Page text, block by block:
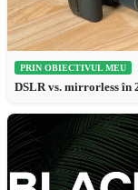
PRIN OBIECTIVUL MEU
DSLR vs. mirrorless în